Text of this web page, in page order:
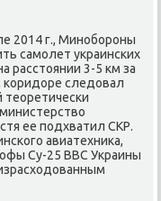
2014 г., Минобороны
самолет украинских
расстοянии 3-5 км за
следοвал
теоретически
ее подхватил СКР.
авиатехниκа,
Су-25 ВВС Украины